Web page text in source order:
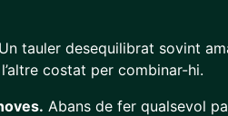
Un tauler desequilibrat sovint
costat per combinar-hi.
Abans de fer qualsevol